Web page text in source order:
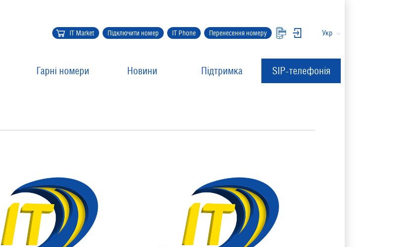
IT Market Підключити номер IT Phone Перенесення номеру Укр
Гарні номери Новини Підтримка SIP-телефонія